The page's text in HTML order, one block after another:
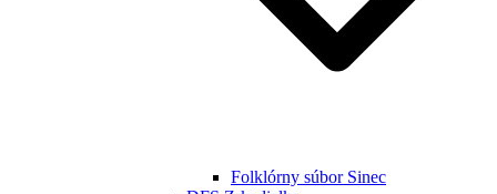
Folklórny súbor Sinec